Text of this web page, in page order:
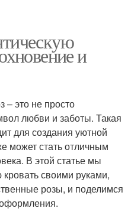
и
– это не просто
любви и заботы. Такая
для создания уютной
может стать отличным
В этой статье мы
кровать своими руками,
розы, и поделимся